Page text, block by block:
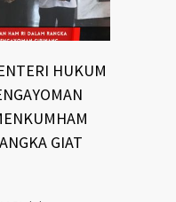
HUKUM
GIAT